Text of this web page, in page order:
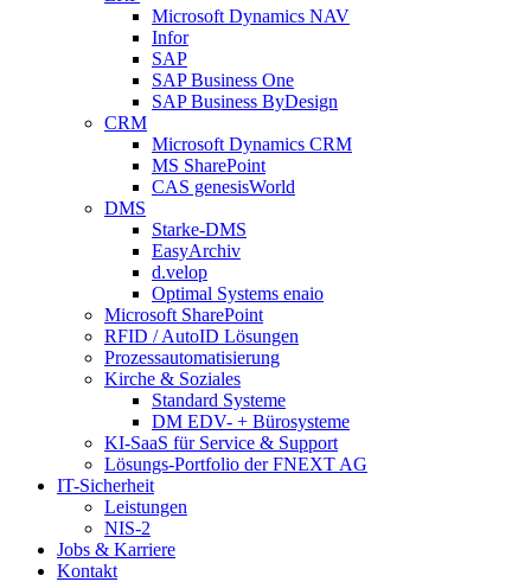
Microsoft Dynamics NAV
Infor
SAP
SAP Business One
SAP Business ByDesign
CRM
Microsoft Dynamics CRM
MS SharePoint
CAS genesisWorld
DMS
Starke-DMS
EasyArchiv
d.velop
Optimal Systems enaio
Microsoft SharePoint
RFID / AutoID Lösungen
Prozessautomatisierung
Kirche & Soziales
Standard Systeme
DM EDV- + Bürosysteme
KI-SaaS für Service & Support
Lösungs-Portfolio der FNEXT AG
IT-Sicherheit
Leistungen
NIS-2
Jobs & Karriere
Kontakt